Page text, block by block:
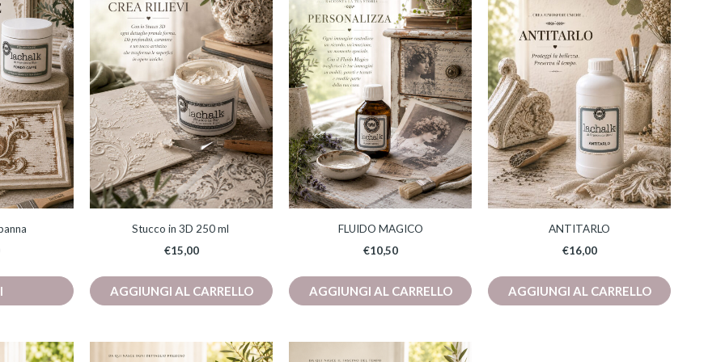
Stucco in 3D 250 ml
€15,00
AGGIUNGI AL CARRELLO
FLUIDO MAGICO
€10,50
AGGIUNGI AL CARRELLO
ANTITARLO
€16,00
AGGIUNGI AL CARRELLO
Questo